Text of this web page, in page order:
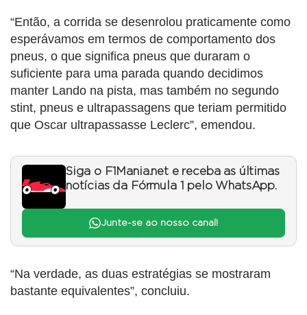
“Então, a corrida se desenrolou praticamente como
esperávamos em termos de comportamento dos
pneus, o que significa pneus que duraram o
suficiente para uma parada quando decidimos
manter Lando na pista, mas também no segundo
stint, pneus e ultrapassagens que teriam permitido
que Oscar ultrapassasse Leclerc”, emendou.
Siga o F1Mania.net e receba as últimas
notícias da Fórmula 1 pelo WhatsApp.
Junte-se ao nosso canal!
“Na verdade, as duas estratégias se mostraram
bastante equivalentes”, concluiu.